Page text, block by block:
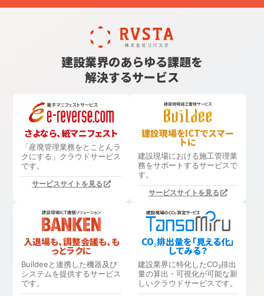
建設業界のあらゆる課題を
解決するサービス
さよなら、紙マニフェスト
「産廃管理業務をとことんラ
クにする」 クラウドサービス
です。
サービスサイトを見る
建設現場をICTでスマー
トに
建設現場における施工管理業
務をサポートするサービスで
す。
サービスサイトを見る
入退場も、調整会議も、も
っとラクに
Buildeeと連携した機器及び
システムを提供するサービス
です。
CO₂排出量を「見える化」
してみる？
建設業界に特化したCO₂排出
量の算出・可視化が可能な新
しいクラウドサービスです。